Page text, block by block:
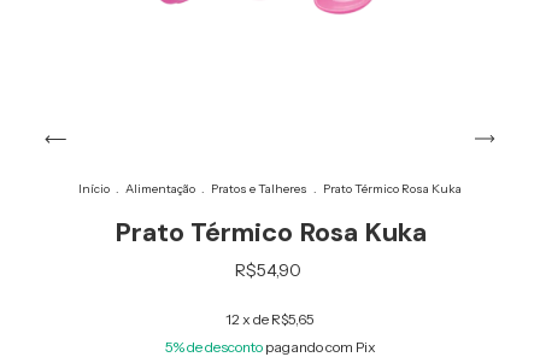
Início . Alimentação . Pratos e Talheres . Prato Térmico Rosa Kuka
Prato Térmico Rosa Kuka
R$54,90
12 x de R$5,65
5% de descontopagando com Pix